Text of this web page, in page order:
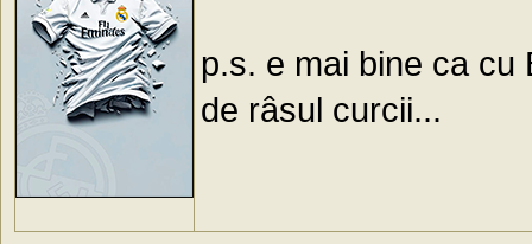
p.s. e mai bine ca cu
de râsul curcii...